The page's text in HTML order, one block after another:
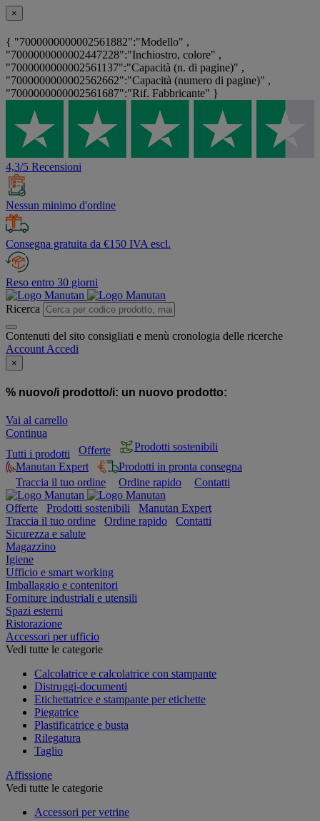
×
{ "7000000000002561882":"Modello" ,
"7000000000002447228":"Inchiostro, colore" ,
"7000000000002561137":"Capacità (n. di pagine)" ,
"7000000000002562662":"Capacità (numero di pagine)" ,
"7000000000002561687":"Rif. Fabbricante" }
4,3/5 Recensioni
Nessun minimo d'ordine
Consegna gratuita da €150 IVA escl.
Reso entro 30 giorni
Ricerca
Contenuti del sito consigliati e menù cronologia delle ricerche
Account Accedi
×
% nuovo/i prodotto/i: un nuovo prodotto:
Vai al carrello
Continua
Tutti i prodotti
Offerte
Prodotti sostenibili
Manutan Expert
Prodotti in pronta consegna
Traccia il tuo ordine
Ordine rapido Contatti
Offerte Prodotti sostenibili
Manutan Expert
Traccia il tuo ordine
Ordine rapido
Contatti
Sicurezza e salute
Magazzino
Igiene
Ufficio e smart working
Imballaggio e contenitori
Forniture industriali e utensili
Spazi esterni
Ristorazione
Accessori per ufficio
Vedi tutte le categorie
Calcolatrice e calcolatrice con stampante
Distruggi-documenti
Etichettatrice e stampante per etichette
Piegatrice
Plastificatrice e busta
Rilegatura
Taglio
Affissione
Vedi tutte le categorie
Accessori per vetrine